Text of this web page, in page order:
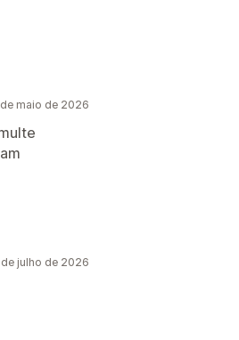
Dinamarca
maio de 2026
julho de 2026